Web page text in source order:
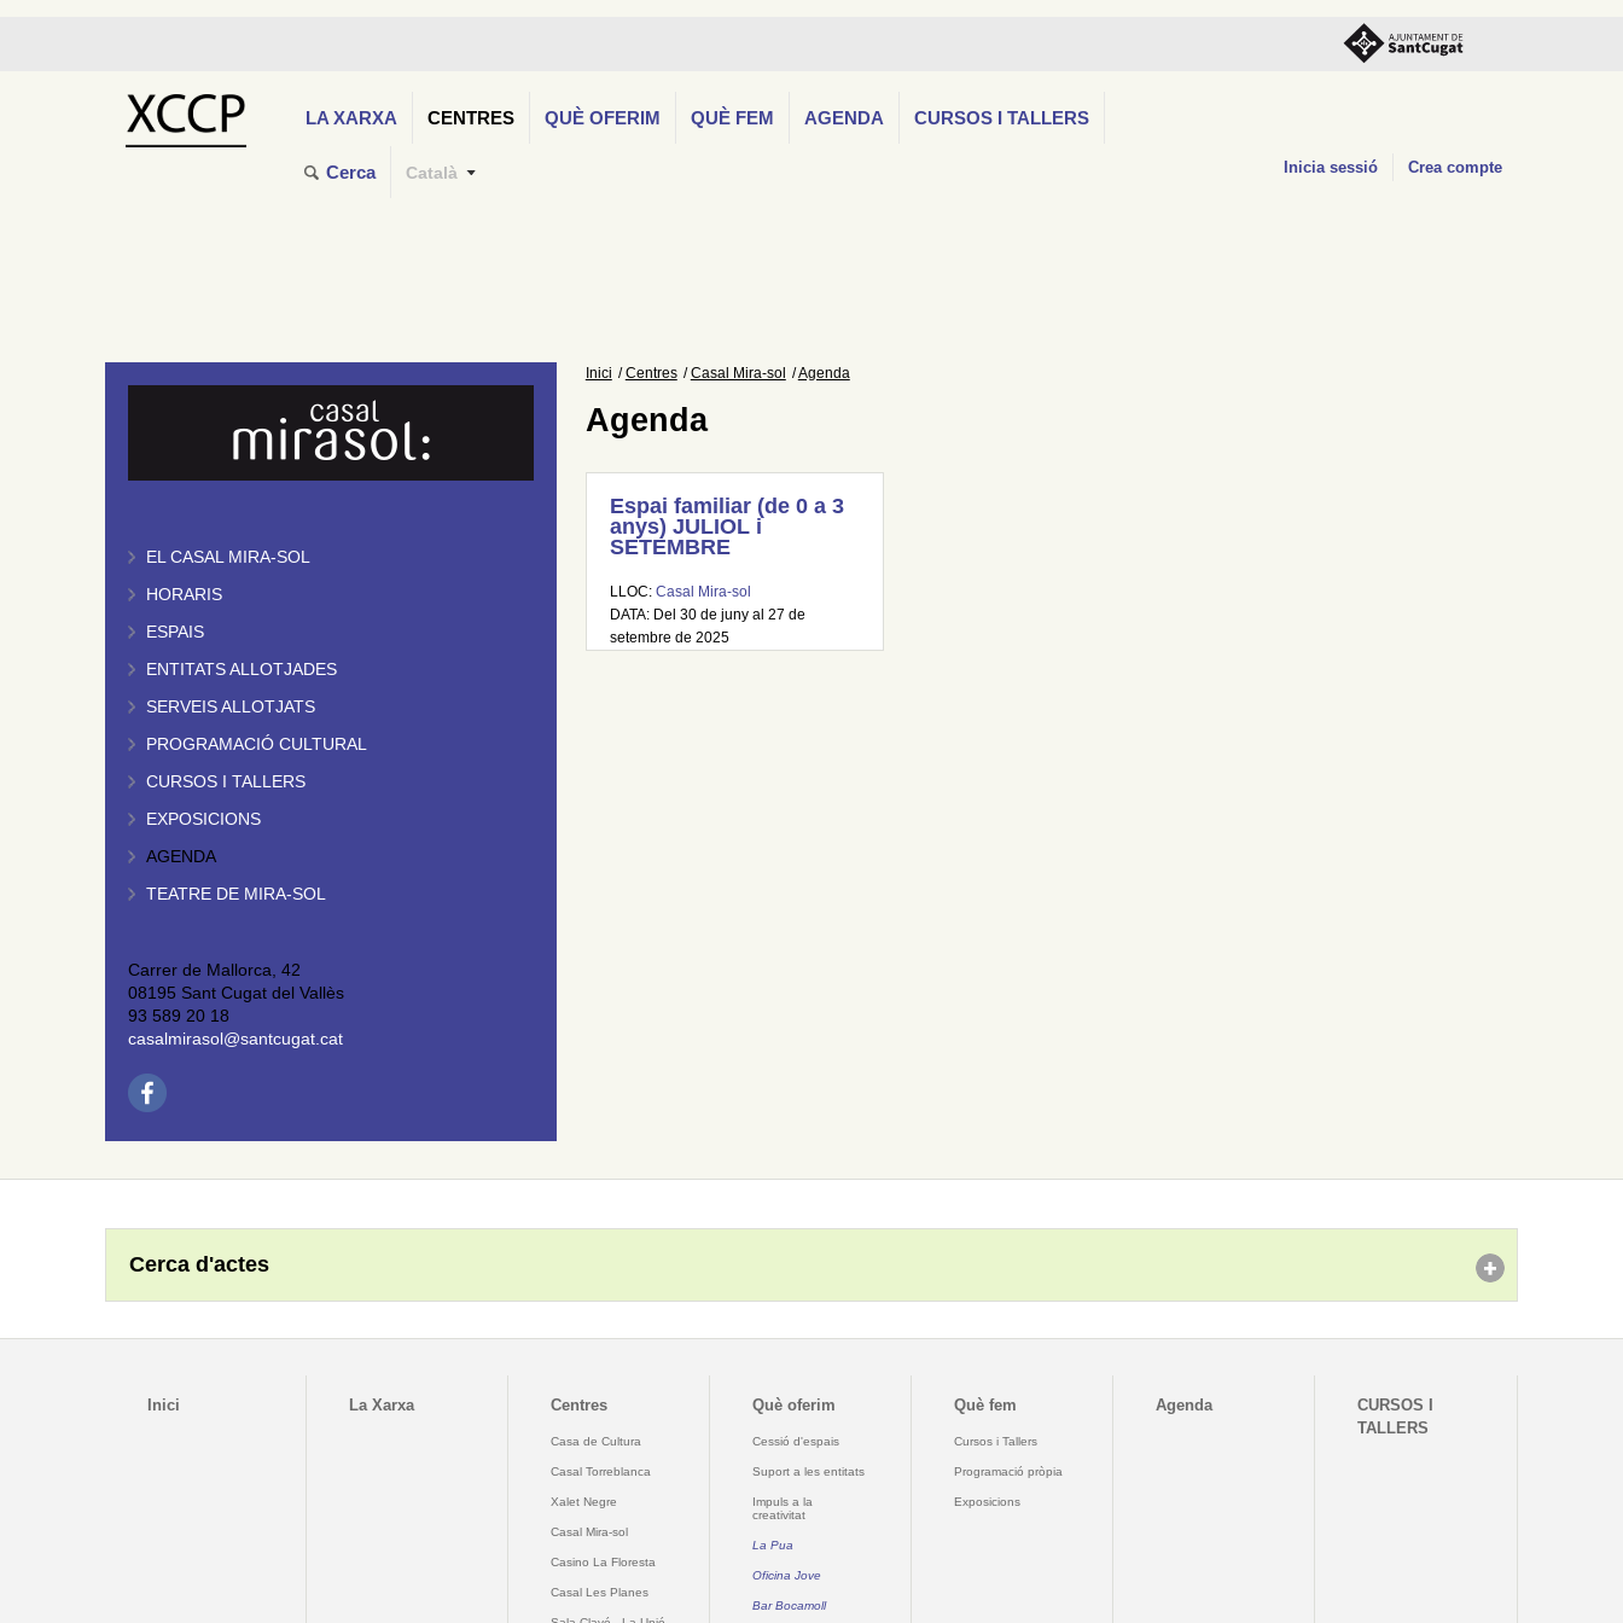
LA XARXA CENTRES QUÈ OFERIM QUÈ FEM AGENDA CURSOS I TALLERS
Cerca Català Inicia sessió Crea compte
EL CASAL MIRA-SOL
HORARIS
ESPAIS
ENTITATS ALLOTJADES
SERVEIS ALLOTJATS
PROGRAMACIÓ CULTURAL
CURSOS I TALLERS
EXPOSICIONS
AGENDA
TEATRE DE MIRA-SOL
Carrer de Mallorca, 42
08195 Sant Cugat del Vallès
93 589 20 18
casalmirasol@santcugat.cat
Inici Centres Casal Mira-sol Agenda
Agenda
Espai familiar (de 0 a 3
anys) JULIOL i
SETEMBRE
LLOC: Casal Mira-sol
DATA: Del 30 de juny al 27 de
setembre de 2025
Cerca d'actes
Inici La Xarxa Centres
Casa de Cultura
Casal Torreblanca
Xalet Negre
Casal Mira-sol
Casino La Floresta
Casal Les Planes
Què oferim
Cessió d'espais
Suport a les entitats
Impuls a la
creativitat
La Pua
Oficina Jove
Bar Bocamoll
Què fem
Cursos i Tallers
Programació pròpia
Exposicions
Agenda
CURSOS I
TALLERS